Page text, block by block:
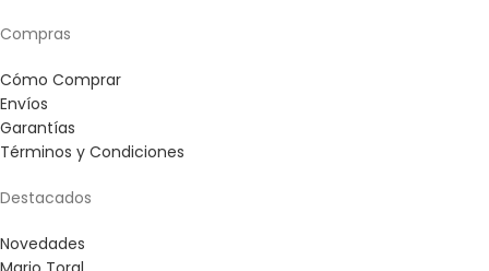
Compras
Cómo Comprar
Envíos
Garantías
Términos y Condiciones
Destacados
Novedades